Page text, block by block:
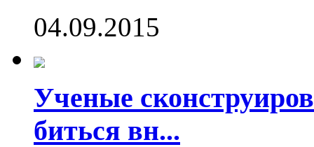
04.09.2015
Ученые
биться вн...